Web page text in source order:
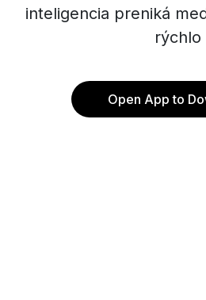
inteligencia preniká
rýchlo
Open App to